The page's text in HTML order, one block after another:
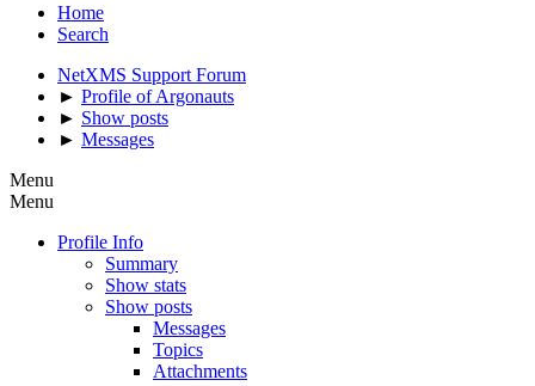
Home
Search
NetXMS Support Forum
► Profile of Argonauts
► Show posts
► Messages
Menu
Menu
Profile Info
Summary
Show stats
Show posts
Messages
Topics
Attachments